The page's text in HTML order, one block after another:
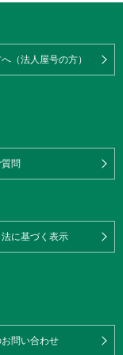
（法人屋号の方）
問
に基づく表示
問い合わせ